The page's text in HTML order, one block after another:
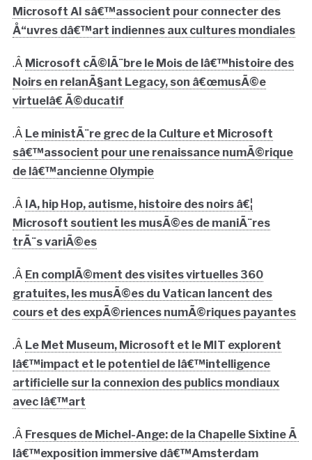
Microsoft AI sâ€™associent pour connecter des
Å“uvres dâ€™art indiennes aux cultures mondiales
.Â Microsoft cÃ©lÃ¨bre le Mois de lâ€™histoire des
Noirs en relanÃ§ant Legacy, son â€œmusÃ©e
virtuelâ€ Ã©ducatif
.Â Le ministÃ¨re grec de la Culture et Microsoft
sâ€™associent pour une renaissance numÃ©rique
de lâ€™ancienne Olympie
.Â IA, hip Hop, autisme, histoire des noirs â€¦
Microsoft soutient les musÃ©es de maniÃ¨res
trÃ¨s variÃ©es
.Â En complÃ©ment des visites virtuelles 360
gratuites, les musÃ©es du Vatican lancent des
cours et des expÃ©riences numÃ©riques payantes
.Â Le Met Museum, Microsoft et le MIT explorent
lâ€™impact et le potentiel de lâ€™intelligence
artificielle sur la connexion des publics mondiaux
avec lâ€™art
.Â Fresques de Michel-Ange: de la Chapelle Sixtine Ã
lâ€™exposition immersive dâ€™Amsterdam